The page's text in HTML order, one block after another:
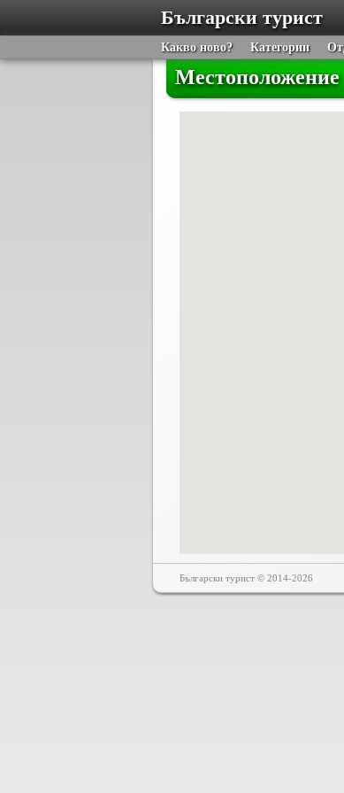
Български турист
Какво ново? Категории
Местоположение
Български турист © 2014-2026